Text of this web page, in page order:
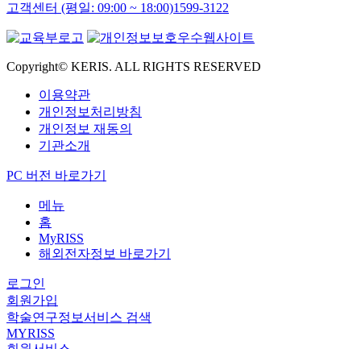
고객센터 (평일: 09:00 ~ 18:00)1599-3122
Copyright© KERIS. ALL RIGHTS RESERVED
이용약관
개인정보처리방침
개인정보 재동의
기관소개
PC 버전 바로가기
메뉴
홈
MyRISS
해외전자정보 바로가기
로그인
회원가입
학술연구정보서비스 검색
MYRISS